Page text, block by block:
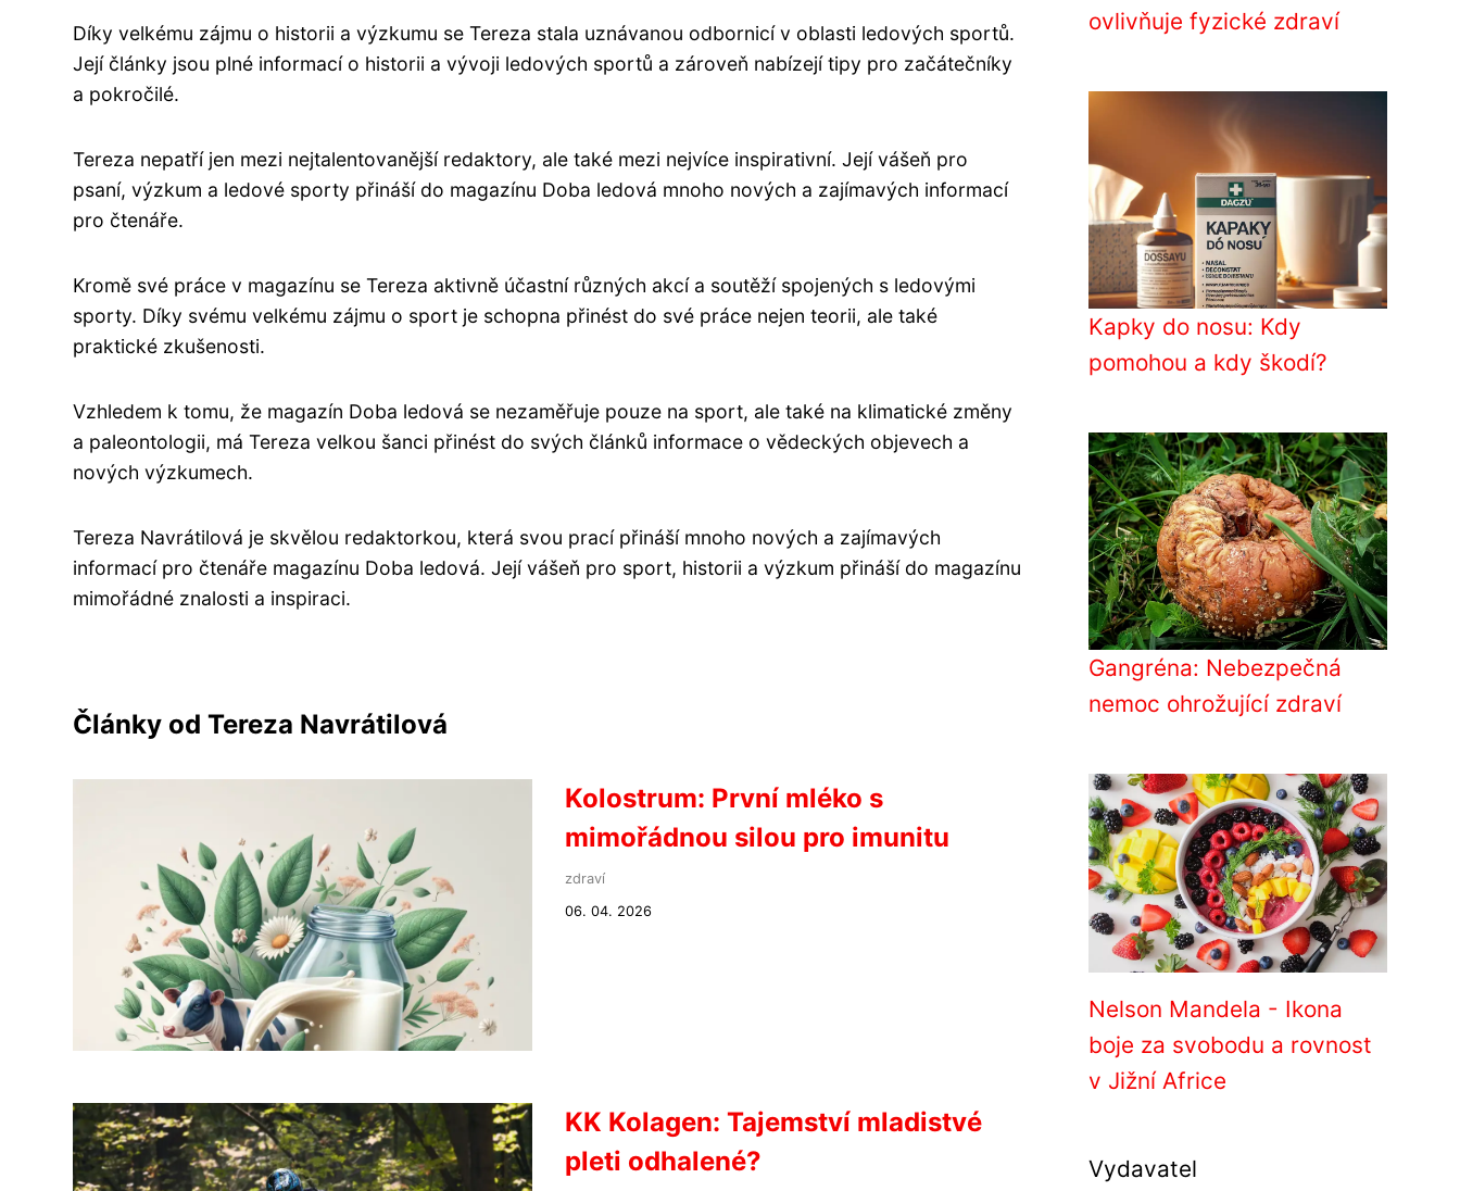
Díky velkému zájmu o historii a výzkumu se Tereza stala uznávanou odbornicí v oblasti ledových sportů.
Její články jsou plné informací o historii a vývoji ledových sportů a zároveň nabízejí tipy pro začátečníky
a pokročilé.
Tereza nepatří jen mezi nejtalentovanější redaktory, ale také mezi nejvíce inspirativní. Její vášeň pro
psaní, výzkum a ledové sporty přináší do magazínu Doba ledová mnoho nových a zajímavých informací
pro čtenáře.
Kromě své práce v magazínu se Tereza aktivně účastní různých akcí a soutěží spojených s ledovými
sporty. Díky svému velkému zájmu o sport je schopna přinést do své práce nejen teorii, ale také
praktické zkušenosti.
Vzhledem k tomu, že magazín Doba ledová se nezaměřuje pouze na sport, ale také na klimatické změny
a paleontologii, má Tereza velkou šanci přinést do svých článků informace o vědeckých objevech a
nových výzkumech.
Tereza Navrátilová je skvělou redaktorkou, která svou prací přináší mnoho nových a zajímavých
informací pro čtenáře magazínu Doba ledová. Její vášeň pro sport, historii a výzkum přináší do magazínu
mimořádné znalosti a inspiraci.
Články od Tereza Navrátilová
Kolostrum: První mléko s
mimořádnou silou pro imunitu
zdraví
06. 04. 2026
KK Kolagen: Tajemství mladistvé
pleti odhalené?
ovlivňuje fyzické zdraví
Kapky do nosu: Kdy
pomohou a kdy škodí?
Gangréna: Nebezpečná
nemoc ohrožující zdraví
Nelson Mandela - Ikona
boje za svobodu a rovnost
v Jižní Africe
Vydavatel